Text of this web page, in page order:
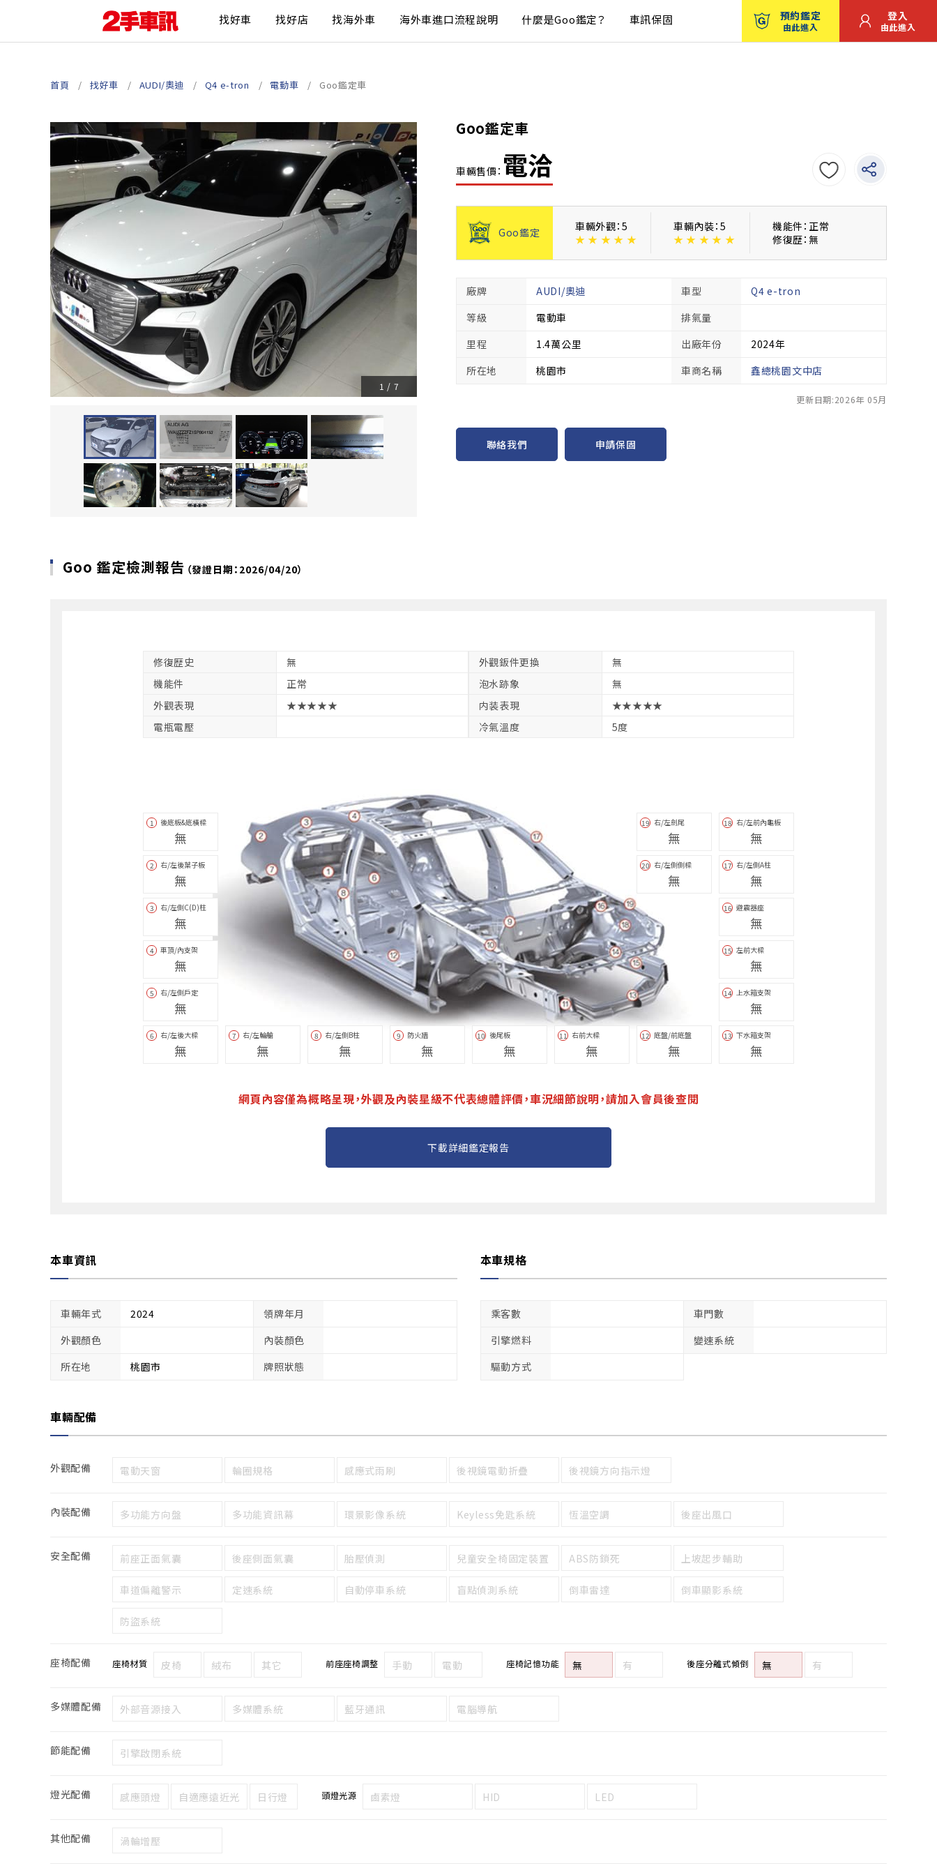
找好車 找好店 找海外車 海外車進口流程說明 什麼是Goo鑑定？ 車訊保固 預約鑑定
由此進入
登入
由此進入
首頁 找好車 AUDI/奧迪 Q4 e-tron 電動車 Goo鑑定車
Goo鑑定車
車輛售價： 電洽
1 / 7
Goo鑑定
車輛外觀：5
★ ★ ★ ★ ★
車輛內裝：5
★ ★ ★ ★ ★
機能件：正常
修復歴：無
廠牌 AUDI/奧迪 車型
Q4 e-tron
等級
電動車
排氣量
里程
1.4萬公里 出廠年份
2024年
所在地
桃園市 車商名稱 鑫總桃園文中店
更新日期:2026年 05月
聯絡我們 申請保固
Goo 鑑定檢測報告 （發證日期：2026/04/20）
修復歴史 無 外觀鈑件更換
無
機能件
正常 泡水跡象
無
外觀表現
★★★★★ 内装表現
★★★★★
電瓶電壓
冷氣溫度 5度
1 後底板&底橫樑
無
2 右/左後葉子板
無
3 右/左側C(D)柱
無
4 車頂/內支架
無
5 右/左側戶定
無
6 右/左後大樑
無
7 右/左輪艙
無
8 右/左側B柱
無
9 防火牆
無
10 後尾板
無
11 右前大樑
無
12 底盤/前底盤
無
13 下水箱支架
無
14 上水箱支架
無
15 左前大樑
無
16 避震器座
無
17 右/左側A柱
無
18 右/左前內龜板
無
19 右/左劍尾
無
20 右/左側側樑
無
網頁內容僅為概略呈現，外觀及內裝星級不代表總體評價，車況細節說明，請加入會員後查閱
下載詳細鑑定報告
本車資訊
車輛年式 2024
領牌年月
外觀顏色
內裝顏色
所在地
桃園市 牌照狀態
本車規格
乘客數
車門數
引擎燃料
變速系統
驅動方式
車輛配備
外觀配備 電動天窗 輪圈規格 感應式雨刷 後視鏡電動折疊 後視鏡方向指示燈
內裝配備 多功能方向盤 多功能資訊幕 環景影像系統 Keyless免匙系統 恆溫空調 後座出風口
安全配備 前座正面氣囊 後座側面氣囊 胎壓偵測 兒童安全椅固定裝置 ABS防鎖死 上坡起步輔助
車道偏離警示 定速系統 自動停車系統 盲點偵測系統 倒車雷達 倒車顯影系統
防盜系統
座椅配備 座椅材質 皮椅 絨布 其它 前座座椅調整 手動 電動 座椅記憶功能 無 有 後座分離式傾倒 無 有
多媒體配備 外部音源接入 多媒體系統 藍牙通訊 電腦導航
節能配備 引擎啟閉系統
燈光配備 感應頭燈 自適應遠近光 日行燈 頭燈光源 鹵素燈 HID LED
其他配備 渦輪增壓